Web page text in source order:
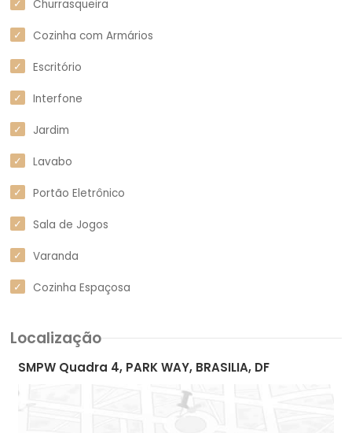
Churrasqueira
Cozinha com Armários
Escritório
Interfone
Jardim
Lavabo
Portão Eletrônico
Sala de Jogos
Varanda
Cozinha Espaçosa
Localização
SMPW Quadra 4, PARK WAY, BRASILIA, DF